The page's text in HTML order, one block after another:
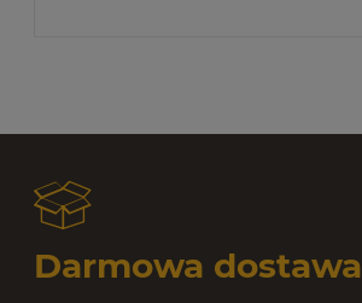
Darmowa dostawa